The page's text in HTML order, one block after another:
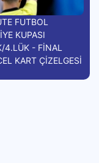
FUTBOL
KUPASI
4.LÜK - FİNAL
KART ÇİZELGESİ